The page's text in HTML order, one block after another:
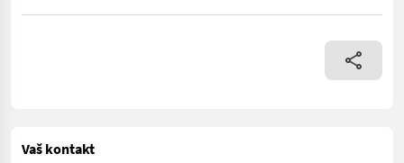
Räumbreitenverbreiterung, verstellbarer Kammin und Auswurf
Vaš kontakt